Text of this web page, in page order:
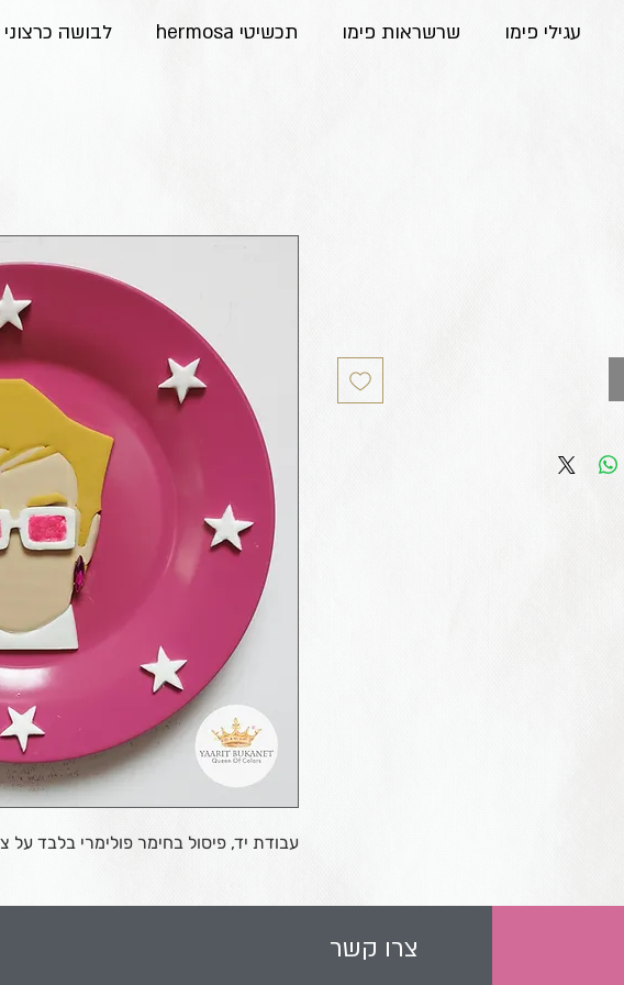
עגילי פימו שרשראות פימו תכשיטי hermosa לבושה כרצוני
עבודת יד, פיסול בחימר פולימרי בלבד על
צרו קשר